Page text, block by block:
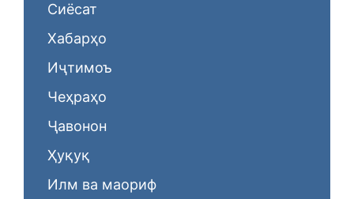
Сиёсат
Хабарҳо
Иҷтимоъ
Чеҳраҳо
Ҷавонон
Ҳуқуқ
Илм ва маориф